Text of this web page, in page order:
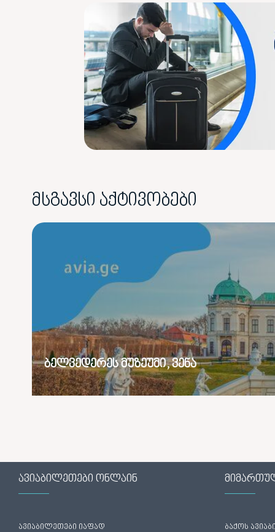
მსგავსი აქტივობები
ბელვედერეს მუზეუმი, ვენა
ავიაბილეთები ონლაინ
ავიაბილეთები იაფად ბაქოს